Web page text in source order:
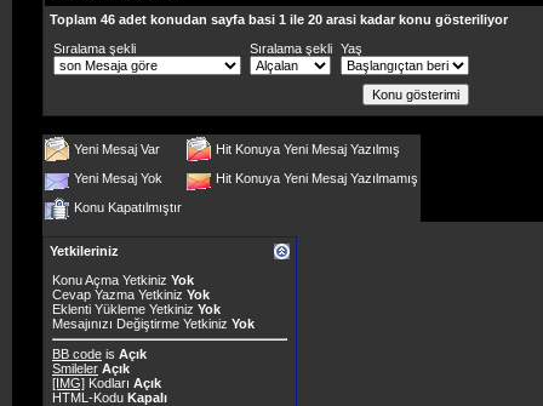
Toplam 46 adet konudan sayfa basi 1 ile 20 arasi kadar konu gösteriliyor
Sıralama şekli
Sıralama şekli Yaş
Yeni Mesaj Var
Hit Konuya Yeni Mesaj Yazılmış
Yeni Mesaj Yok
Hit Konuya Yeni Mesaj Yazılmamış
Konu Kapatılmıştır
Yetkileriniz
Konu Açma Yetkiniz Yok
Cevap Yazma Yetkiniz Yok
Eklenti Yükleme Yetkiniz Yok
Mesajınızı Değiştirme Yetkiniz Yok
BB code is Açık
Smileler Açık
[IMG] Kodları Açık
HTML-Kodu Kapalı